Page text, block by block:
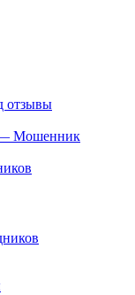
отзывы
— Мошенник